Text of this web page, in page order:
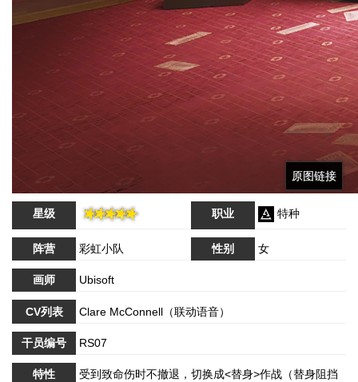
原图链接
原图链接
原图链接
星级 职业 特种
阵营 彩虹小队 性别 女
画师 Ubisoft
CV列表 Clare McConnell（联动语音）
干员编号 RS07
特性
受到致命伤时不撤退，切换成<替身>作战（替身阻挡